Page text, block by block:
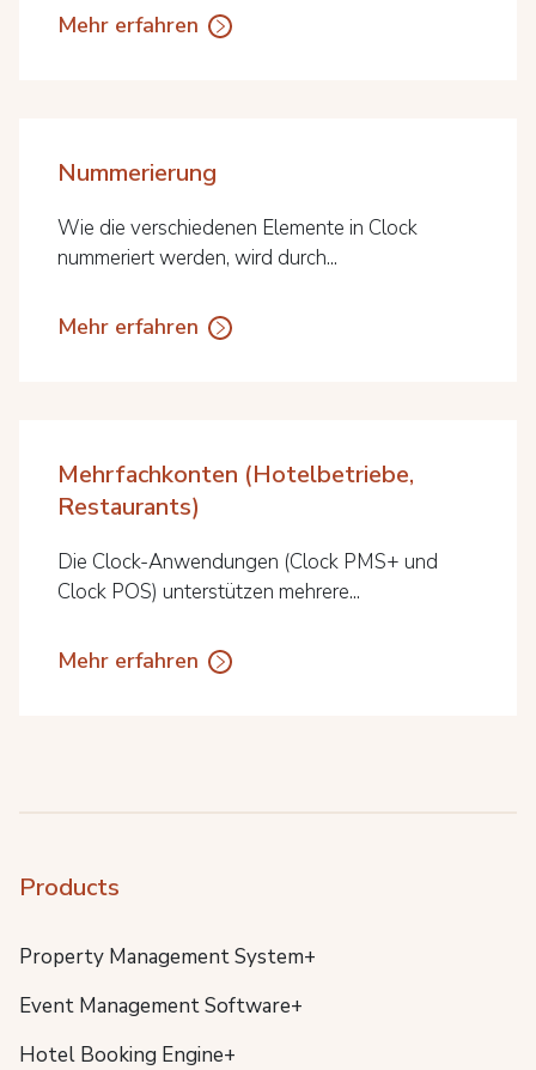
Mehr erfahren
Nummerierung
Wie die verschiedenen Elemente in Clock
nummeriert werden, wird durch...
Mehr erfahren
Mehrfachkonten (Hotelbetriebe,
Restaurants)
Die Clock-Anwendungen (Clock PMS+ und
Clock POS) unterstützen mehrere...
Mehr erfahren
Products
Property Management System+
Event Management Software+
Hotel Booking Engine+